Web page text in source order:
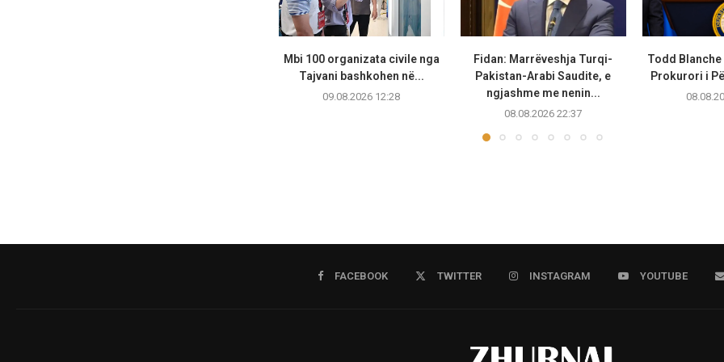
Mbi 100 organizata civile nga
Tajvani bashkohen në...
09.08.2026 12:28
Fidan: Marrëveshja Turqi-
Pakistan-Arabi Saudite, e
ngjashme me nenin...
08.08.2026 22:37
Todd
Prokurori i
FACEBOOK TWITTER INSTAGRAM YOUTUBE